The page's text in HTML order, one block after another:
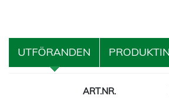
UTFÖRANDEN
ART.NR.